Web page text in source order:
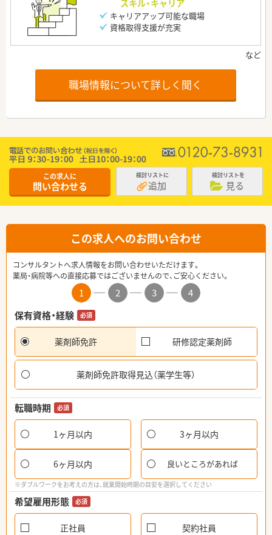
スキル・キャリア
キャリアアップ可能な職場
資格取得支援が充実
職場情報について詳しく聞く
この求人に
問い合わせる
検討リストに
追加
検討リストを
見る
この求人へのお問い合わせ
コンサルタントへ求人情報をお問い合わせいただけます。
薬局・病院等への直接応募ではございませんので、ご安心ください。
1 2 3
4
保有資格・経験
必須
薬剤師免許 研修認定薬剤師
薬剤師免許取得見込（薬学生等）
転職時期 必須
1ヶ月以内 3ヶ月以内
6ヶ月以内 良いところがあれば
※ダブルワークをお考えの方は、就業開始時期の目安を選択してください
希望雇用形態 必須
正社員 契約社員